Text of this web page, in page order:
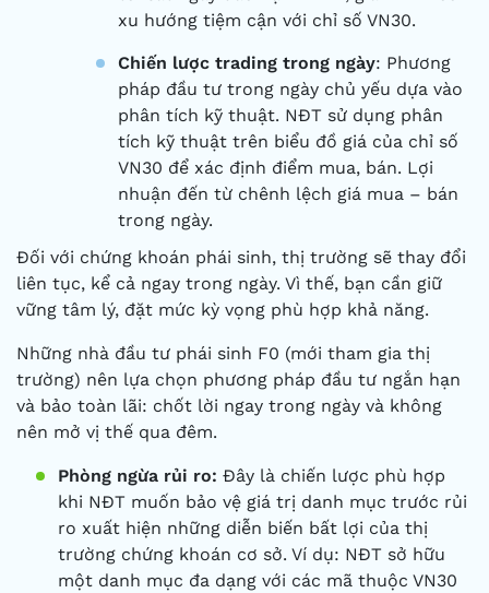
xu hướng tiệm cận với chỉ số VN30.
Chiến lược trading trong ngày: Phương
pháp đầu tư trong ngày chủ yếu dựa vào
phân tích kỹ thuật. NĐT sử dụng phân
tích kỹ thuật trên biểu đồ giá của chỉ số
VN30 để xác định điểm mua, bán. Lợi
nhuận đến từ chênh lệch giá mua – bán
trong ngày.
Đối với chứng khoán phái sinh, thị trường sẽ thay đổi
liên tục, kể cả ngay trong ngày. Vì thế, bạn cần giữ
vững tâm lý, đặt mức kỳ vọng phù hợp khả năng.
Những nhà đầu tư phái sinh F0 (mới tham gia thị
trường) nên lựa chọn phương pháp đầu tư ngắn hạn
và bảo toàn lãi: chốt lời ngay trong ngày và không
nên mở vị thế qua đêm.
Phòng ngừa rủi ro: Đây là chiến lược phù hợp
khi NĐT muốn bảo vệ giá trị danh mục trước rủi
ro xuất hiện những diễn biến bất lợi của thị
trường chứng khoán cơ sở. Ví dụ: NĐT sở hữu
một danh mục đa dạng với các mã thuộc VN30